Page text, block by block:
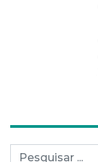
Pesquisar por: